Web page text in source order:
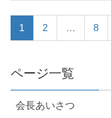
1 2 8
ページ一覧
会長あいさつ